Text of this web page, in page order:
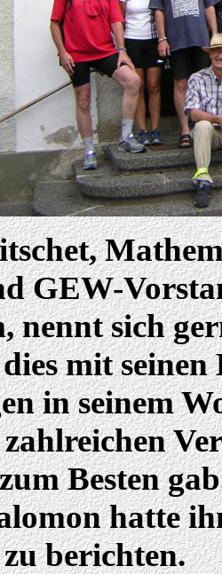
GEW-
nennt sich
mit
in seinem
Besten
hatte
berichten.